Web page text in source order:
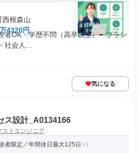
西根森山
4320円
者OK・学歴不問（高卒以上）・ブラン
社会人...
気になる
ス設計_A0134166
ストエンジニア
者限定／年間休日最大125日